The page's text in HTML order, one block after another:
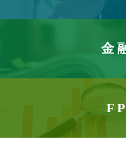
金